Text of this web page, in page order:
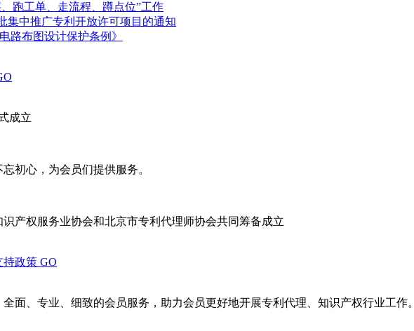
跑工单、走流程、蹲点位”工作
集中推广专利开放许可项目的通知
路布图设计保护条例》
成立
初心，为会员们提供服务。
产权服务业协会和北京市专利代理师协会共同筹备成立
持政策 GO
面、专业、细致的会员服务，助力会员更好地开展专利代理、知识产权行业工作。